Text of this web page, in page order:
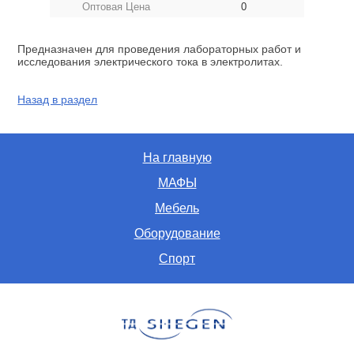
Оптовая Цена
0
Предназначен для проведения лабораторных работ и
исследования электрического тока в электролитах.
Назад в раздел
На главную
МАФЫ
Мебель
Оборудование
Спорт